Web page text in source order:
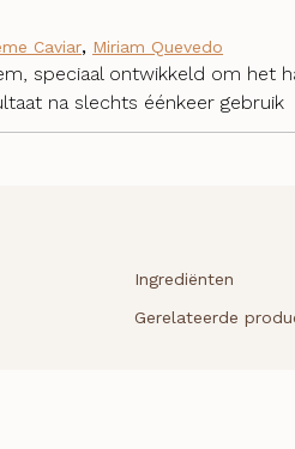
Ingrediënten
Gerelateerde
speciaal ontwikkeld om het
na slechts éénkeer gebruik
Caviar, Miriam Quevedo